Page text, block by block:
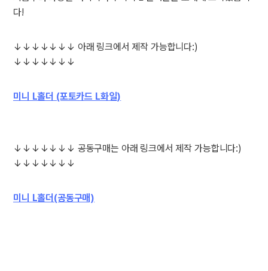
다!
↓↓↓↓↓↓↓ 아래 링크에서 제작 가능합니다:)
↓↓↓↓↓↓↓
미니 L홀더 (포토카드 L화일)
↓↓↓↓↓↓↓ 공동구매는 아래 링크에서 제작 가능합니다:)
↓↓↓↓↓↓↓
미니 L홀더(공동구매)